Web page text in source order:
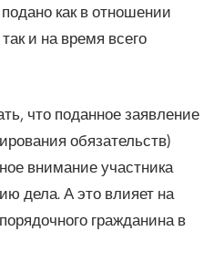
как в отношении
и на время всего
что поданное заявление
обязательств)
внимание участника
дела. А это влияет на
гражданина в